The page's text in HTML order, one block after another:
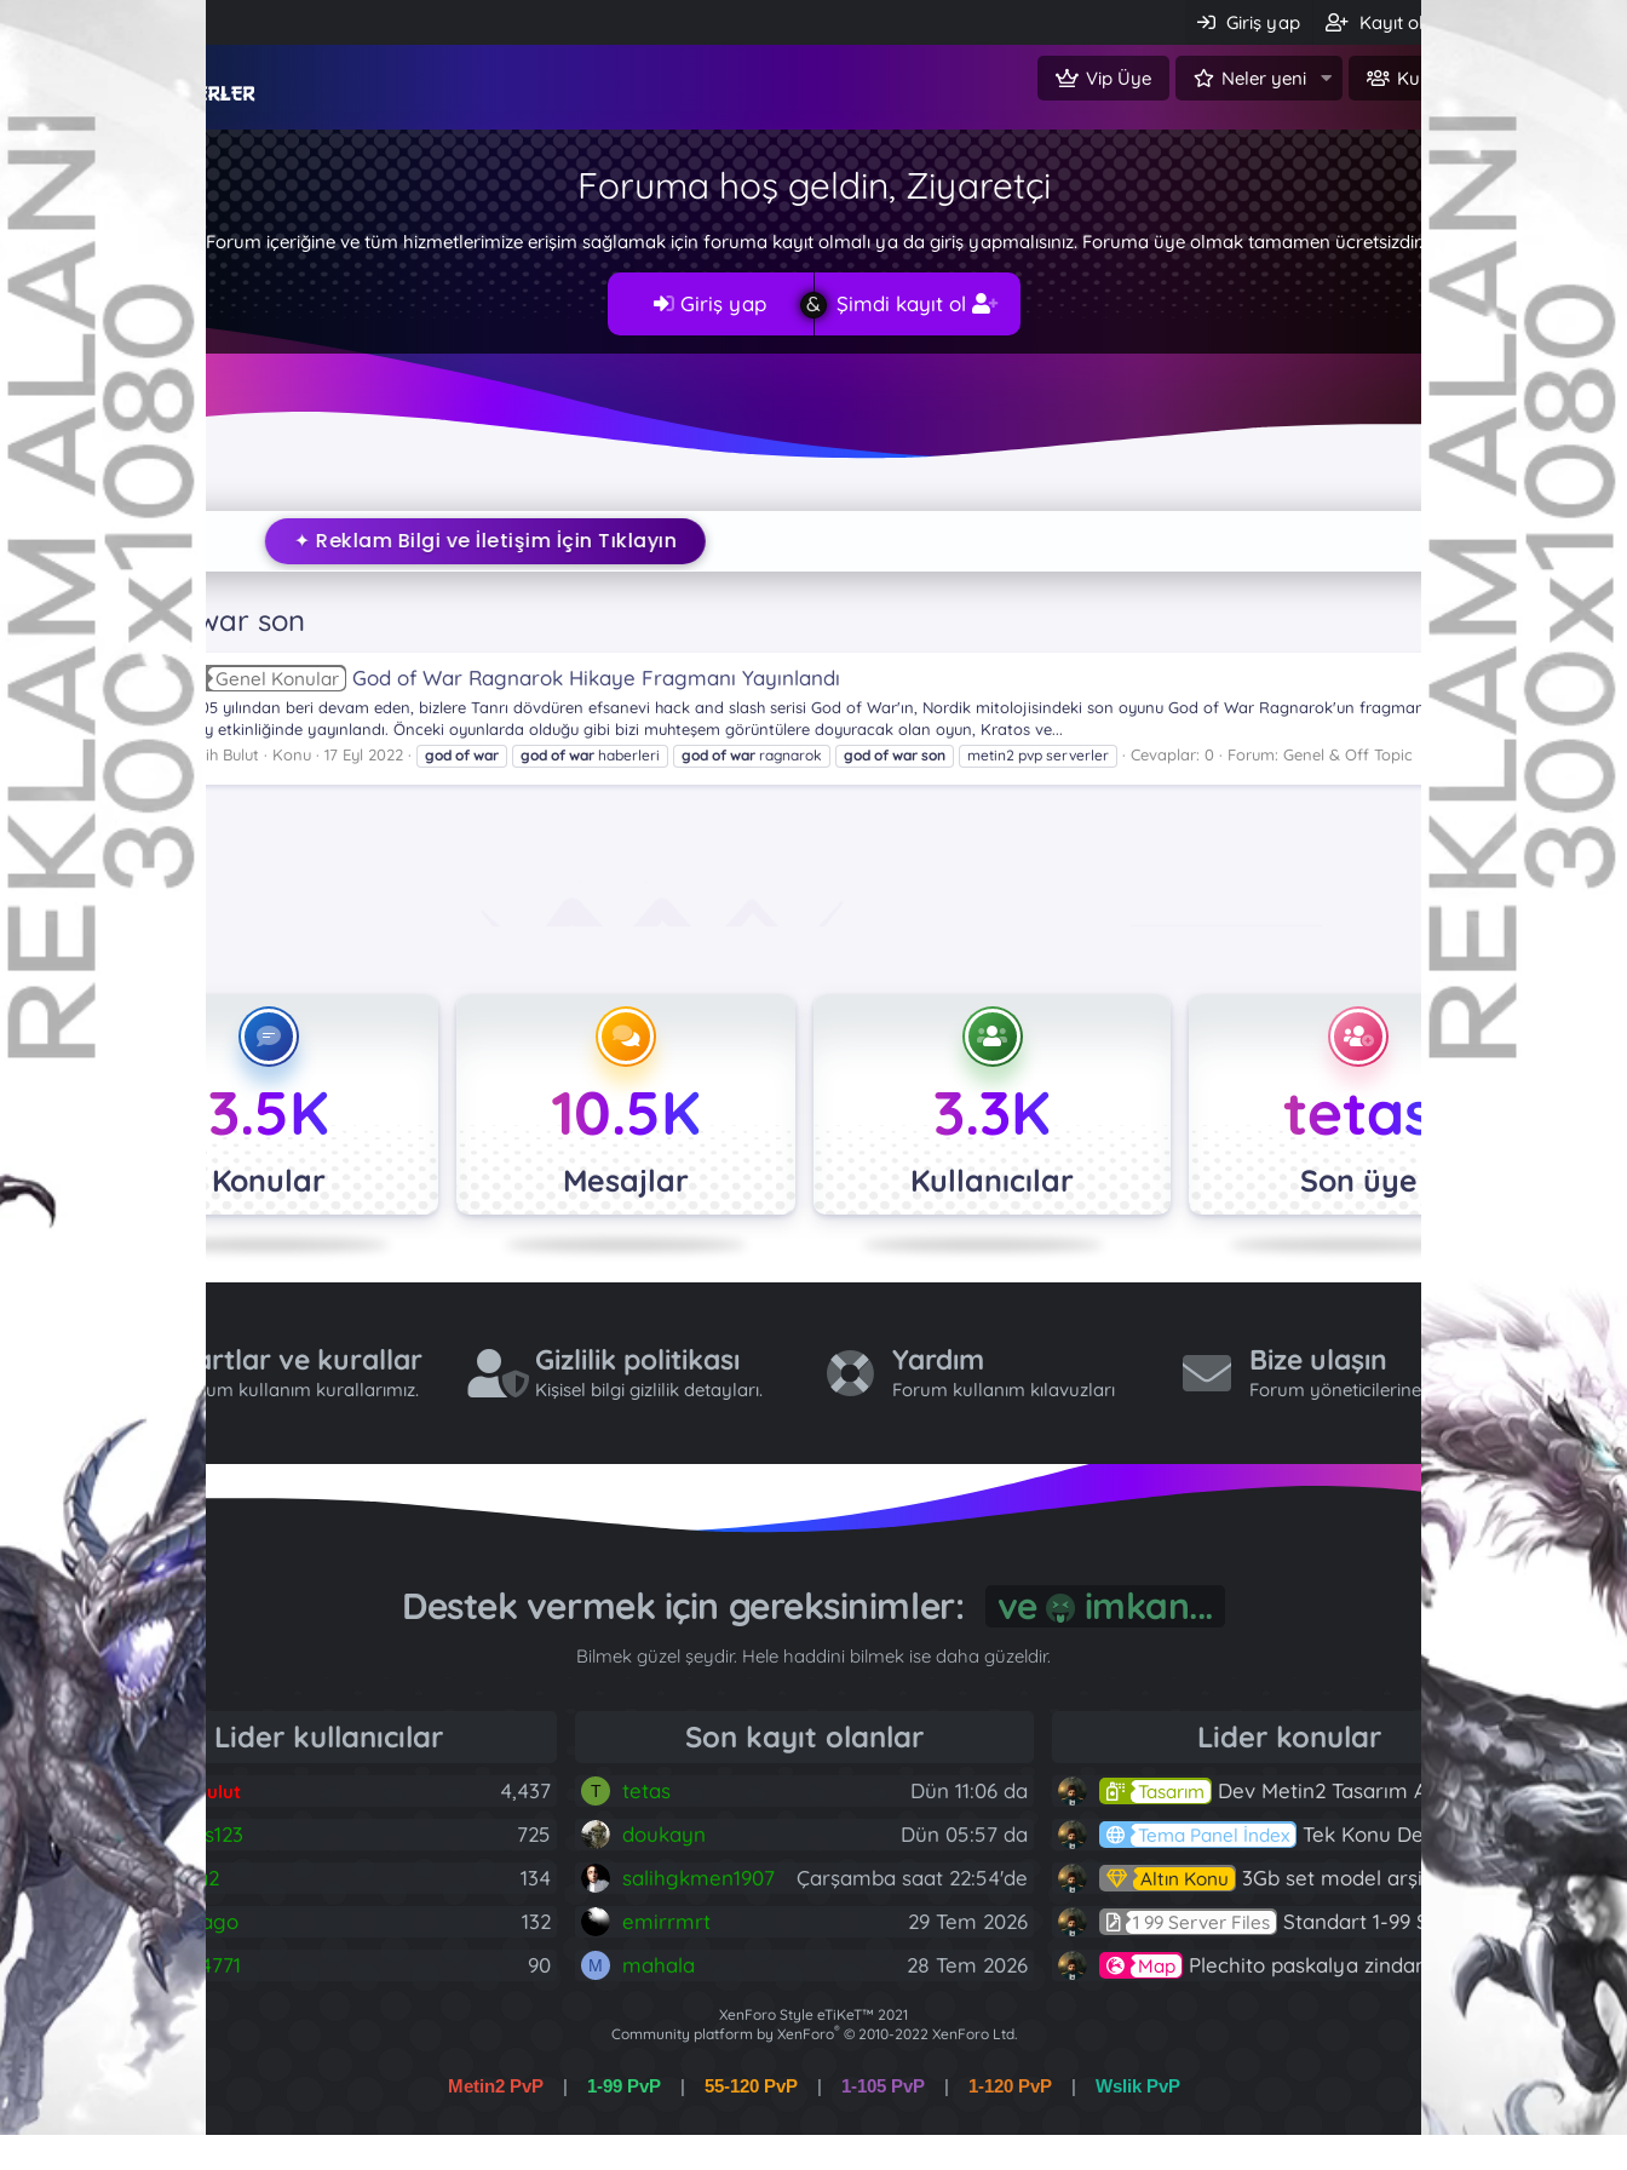
Giriş yap Kayıt ol
Vip Üye Neler yeni Kullanıcılar
Foruma hoş geldin, Ziyaretçi
Forum içeriğine ve tüm hizmetlerimize erişim sağlamak için foruma kayıt olmalı ya da giriş yapmalısınız. Foruma üye olmak tamamen ücretsizdir.
Giriş yap Şimdi kayıt ol
✦ Reklam Bilgi ve İletişim İçin Tıklayın
Etiketler
god of war son
Genel Konular God of War Ragnarok Hikaye Fragmanı Yayınlandı
2005 yılından beri devam eden, bizlere Tanrı dövdüren efsanevi hack and slash serisi God of War'ın, Nordik mitolojisindeki son oyunu God of War Ragnarok'un fragmanı, State of
Play etkinliğinde yayınlandı. Önceki oyunlarda olduğu gibi bizi muhteşem görüntülere doyuracak olan oyun, Kratos ve...
Fatih Bulut
Konu 17 Eyl 2022 god of war god of war haberleri god of war ragnarok god of war son metin2 pvp serverler Cevaplar: 0 Forum: Genel & Off Topic
Etiketler
3.5K
Konular
10.5K
Mesajlar
3.3K
Kullanıcılar
tetas
Son üye
Şartlar ve kurallar
Forum kullanım kurallarımız.
Gizlilik politikası
Kişisel bilgi gizlilik detayları.
Yardım
Forum kullanım kılavuzları
Bize ulaşın
Forum yöneticilerine ulaş.
Destek vermek için gereksinimler: ve imkan...
Bilmek güzel şeydir. Hele haddini bilmek ise daha güzeldir.
Lider kullanıcılar
Fatih Bulut 4,437
B brareis123
725
rodnia2
134
H hasdrago 132
403314771 90
Son kayıt olanlar
T tetas
Dün 11:06 da
doukayn
Dün 05:57 da
salihgkmen1907
Çarşamba saat 22:54'de
emirrmrt
29 Tem 2026
M mahala 28 Tem 2026
Lider konular
Tasarım Dev Metin2 Tasarım Arşivi Güle Güle Kullanın 143
Tema Panel İndex Tek Konu Dev Paylaşım 10 Adet Server Tanıtım İndex 97
Altın Konu 3Gb set model arşivi 82
1 99 Server Files Standart 1-99 Server Files
Map Plechito paskalya zindanı 2023 (Spring Sanctuary dungeon) 57
XenForo Style eTiKeT™ 2021
Community platform by XenForo® © 2010-2022 XenForo Ltd.
XenForo 2 Türkçe eTiKeT™ 2022
Metin2 PvP | 1-99 PvP | 55-120 PvP | 1-105 PvP | 1-120 PvP | Wslik PvP